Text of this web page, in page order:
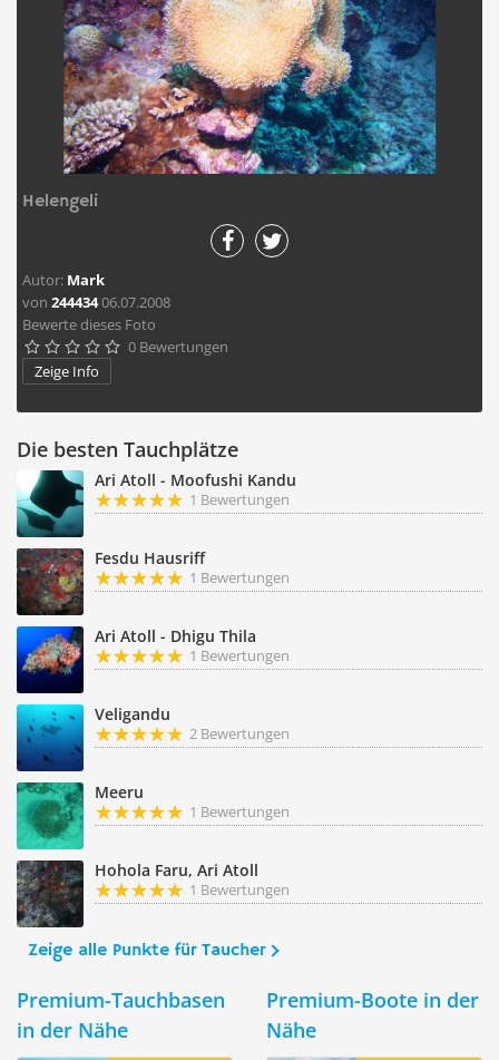
Helengeli
Autor: Mark
von 24443406.07.2008
Bewerte dieses Foto
     0 Bewertungen
Zeige Info
Die besten Tauchplätze
Ari Atoll - Moofushi Kandu
1 Bewertungen
Fesdu Hausriff
1 Bewertungen
Ari Atoll - Dhigu Thila
1 Bewertungen
Veligandu
2 Bewertungen
Meeru
1 Bewertungen
Hohola Faru, Ari Atoll
1 Bewertungen
Zeige alle Punkte für Taucher
Premium-Tauchbasen
in der Nähe
Premium-Boote in der
Nähe